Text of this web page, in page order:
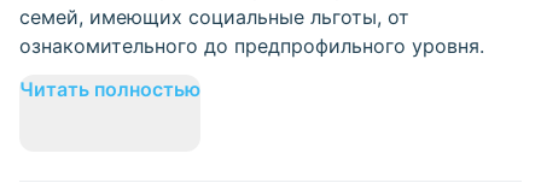
семей, имеющих социальные льготы, от
ознакомительного до предпрофильного уровня.
Читать полностью